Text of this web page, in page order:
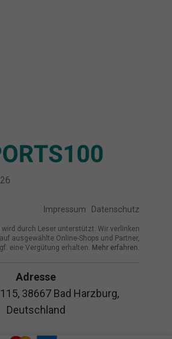
Impressum Datenschutz
wird durch Leser unterstützt. Wir verlinken
ausgewählte Online-Shops und Partner,
eine Vergütung erhalten. Mehr erfahren.
Adresse
38667 Bad Harzburg,
Deutschland